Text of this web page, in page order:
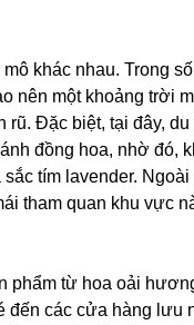
khác nhau. Trong
nên một khoảng trời
rũ. Đặc biệt, tại đây,
đồng hoa, nhờ đó,
tím lavender. Ngoài
tham quan khu vực
phẩm từ hoa oải
đến các cửa hàng lưu